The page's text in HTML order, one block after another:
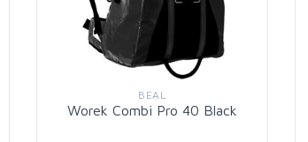
BEAL
Worek Combi Pro 40 Black